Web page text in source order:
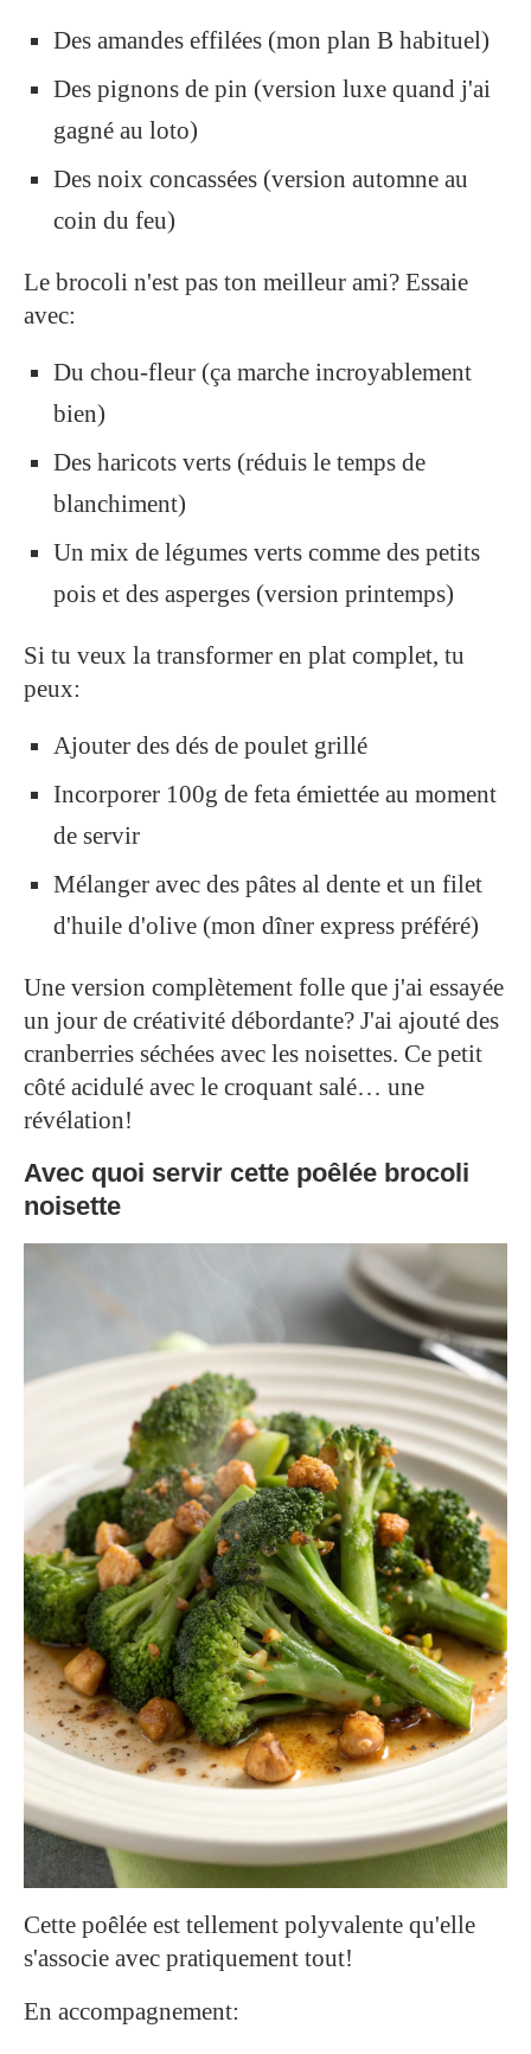
Des amandes effilées (mon plan B habituel)
Des pignons de pin (version luxe quand j'ai
gagné au loto)
Des noix concassées (version automne au
coin du feu)
Le brocoli n'est pas ton meilleur ami? Essaie
avec:
Du chou-fleur (ça marche incroyablement
bien)
Des haricots verts (réduis le temps de
blanchiment)
Un mix de légumes verts comme des petits
pois et des asperges (version printemps)
Si tu veux la transformer en plat complet, tu
peux:
Ajouter des dés de poulet grillé
Incorporer 100g de feta émiettée au moment
de servir
Mélanger avec des pâtes al dente et un filet
d'huile d'olive (mon dîner express préféré)
Une version complètement folle que j'ai essayée
un jour de créativité débordante? J'ai ajouté des
cranberries séchées avec les noisettes. Ce petit
côté acidulé avec le croquant salé… une
révélation!
Avec quoi servir cette poêlée brocoli
noisette
Cette poêlée est tellement polyvalente qu'elle
s'associe avec pratiquement tout!
En accompagnement: